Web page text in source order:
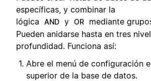
específicas, y combinar la
lógica
AND y OR
mediante
Pueden anidarse hasta en tres
profundidad. Funciona así:
Abre el menú de configuración
superior de la base de datos.